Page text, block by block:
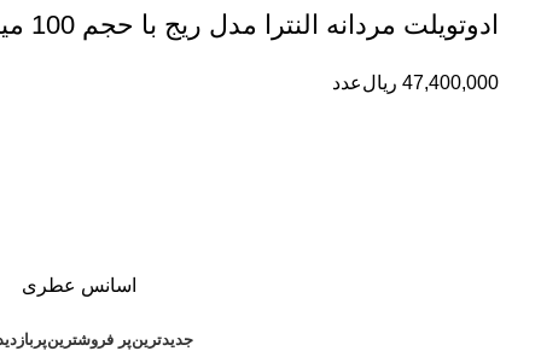
ادوتویلت مردانه النترا مدل ریج با حجم 100 میلی لیتر
47,400,000 ریالعدد
اسانس عطری
جدیدترینپر فروشترین